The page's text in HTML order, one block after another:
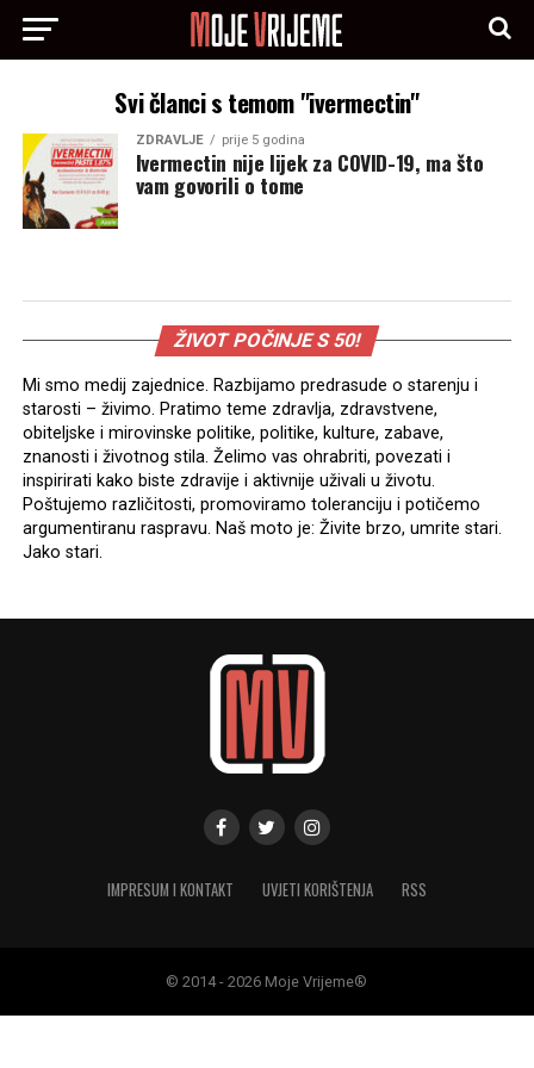
Svi članci s temom "ivermectin"
ZDRAVLJE prije 5 godina
Ivermectin nije lijek za COVID-19, ma što
vam govorili o tome
ŽIVOT POČINJE S 50!
Mi smo medij zajednice. Razbijamo predrasude o starenju i
starosti – živimo. Pratimo teme zdravlja, zdravstvene,
obiteljske i mirovinske politike, politike, kulture, zabave,
znanosti i životnog stila. Želimo vas ohrabriti, povezati i
inspirirati kako biste zdravije i aktivnije uživali u životu.
Poštujemo različitosti, promoviramo toleranciju i potičemo
argumentiranu raspravu. Naš moto je: Živite brzo, umrite stari.
Jako stari.
IMPRESUM I KONTAKT UVJETI KORIŠTENJA RSS
© 2014 - 2026 Moje Vrijeme®